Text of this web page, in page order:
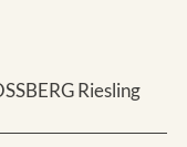
Riesling